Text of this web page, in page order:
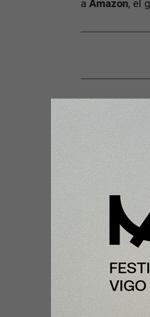
a Amazon, el
Tu
Te
Plus